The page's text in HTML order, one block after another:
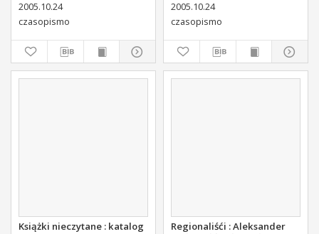
2005.10.24
czasopismo
2005.10.24
czasopismo
Książki nieczytane : katalog
Regionaliśći : Aleksander